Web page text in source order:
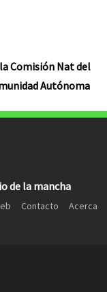
Comisión Nat del
Autónoma
de la mancha
Contacto
Acerca